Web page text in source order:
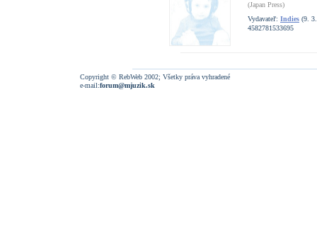
(Japan Press)
Vydavateľ: Indies (9.
4582781533695
Copyright © RebWeb 2002; Všetky práva vyhradené
e-mail:forum@mjuzik.sk